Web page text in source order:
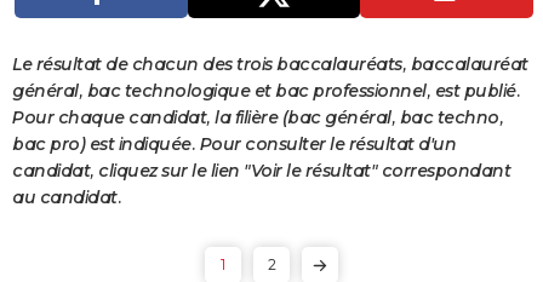
S'inscrire
Se connecter
Lycées
Collèges
Primaires
Universités
Entreprises
Service militaire
Avis de recherche
AVIS DE DÉCÈS
FORUM
Bricolage
Lifestyle
Culture
Sport
Auto
Television
Voyage
Cinema
Le résultat de chacun des trois baccalauréats, baccalauréat
général, bac technologique et bac professionnel, est publié.
Pour chaque candidat, la filière (bac général, bac techno,
bac pro) est indiquée. Pour consulter le résultat d'un
candidat, cliquez sur le lien "Voir le résultat" correspondant
au candidat.
1 2